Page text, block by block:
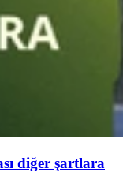
diğer şartlara